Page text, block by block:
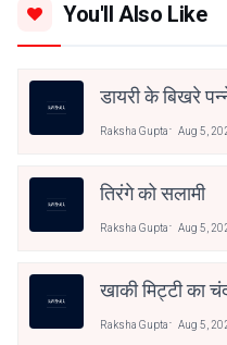
You'll Also Like
डायरी के बिखरे
Raksha Gupta Aug 5,
तिरंगे को सलामी
Raksha Gupta Aug 5,
खाकी मिट्टी का
Raksha Gupta Aug 5,